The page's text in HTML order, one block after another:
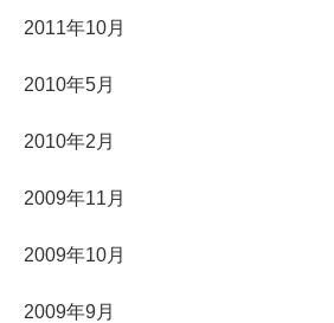
2011年10月
2010年5月
2010年2月
2009年11月
2009年10月
2009年9月